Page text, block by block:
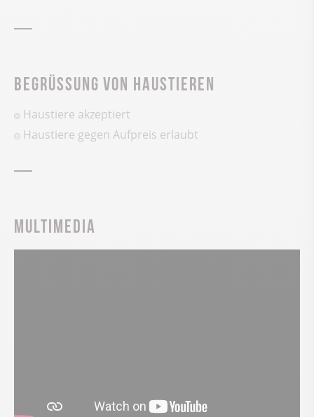
Begrüssung von Haustieren
Haustiere akzeptiert
Haustiere gegen Aufpreis erlaubt
Multimedia